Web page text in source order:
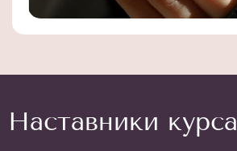
Наставники курса